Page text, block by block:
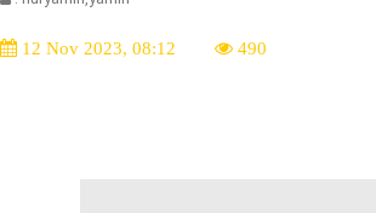
12 Nov 2023, 08:12 490